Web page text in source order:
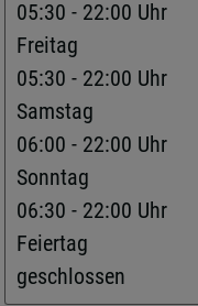
05:30 - 22:00 Uhr
Freitag
05:30 - 22:00 Uhr
Samstag
06:00 - 22:00 Uhr
Sonntag
06:30 - 22:00 Uhr
Feiertag
geschlossen